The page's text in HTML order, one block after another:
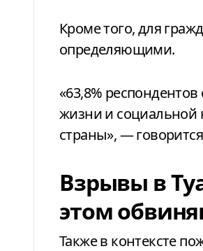
Кроме того, для
определяющими.
«63,8%
жизни и
страны», —
Взрывы в
этом
Также в контексте